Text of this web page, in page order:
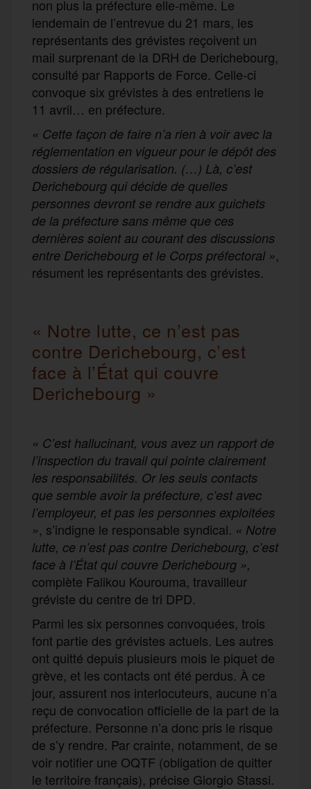
non plus la préfecture elle-même. Le
lendemain de l’entrevue du 21 mars, les
représentants des grévistes reçoivent un
mail surprenant de la DRH de Derichebourg,
consulté par Rapports de Force. Celle-ci
convoque six grévistes à des entretiens le
11 avril… en préfecture.
« Cette façon de faire n’a rien à voir avec la
réglementation en vigueur pour le dépôt des
dossiers de régularisation. (…) Là, c’est
Derichebourg qui décide de quelles
personnes devront se rendre aux guichets
de la préfecture sans même que ces
dernières soient au courant des discussions
entre Derichebourg et le Corps préfectoral »,
résument les représentants des grévistes.
« Notre lutte, ce n’est pas
contre Derichebourg, c’est
face à l’État qui couvre
Derichebourg »
« C’est hallucinant, vous avez un rapport de
l’inspection du travail qui pointe clairement
les responsabilités. Or les seuls contacts
que semble avoir la préfecture, c’est avec
l’employeur, et pas les personnes exploitées
», s’indigne le responsable syndical. « Notre
lutte, ce n’est pas contre Derichebourg, c’est
face à l’État qui couvre Derichebourg »,
complète Falikou Kourouma, travailleur
gréviste du centre de tri DPD.
Parmi les six personnes convoquées, trois
font partie des grévistes actuels. Les autres
ont quitté depuis plusieurs mois le piquet de
grève, et les contacts ont été perdus. À ce
jour, assurent nos interlocuteurs, aucune n’a
reçu de convocation officielle de la part de la
préfecture. Personne n’a donc pris le risque
de s’y rendre. Par crainte, notamment, de se
voir notifier une OQTF (obligation de quitter
le territoire français), précise Giorgio Stassi.